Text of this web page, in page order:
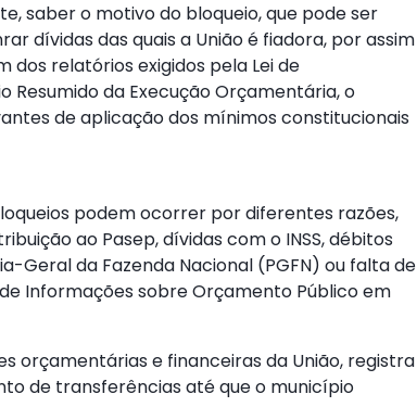
saber o motivo do bloqueio, que pode ser
dívidas das quais a União é fiadora, por assim
dos relatórios exigidos pela Lei de
Resumido da Execução Orçamentária, o
de aplicação dos mínimos constitucionais
podem ocorrer por diferentes razões,
ao Pasep, dívidas com o INSS, débitos
Geral da Fazenda Nacional (PGFN) ou falta de
Informações sobre Orçamento Público em
orçamentárias e financeiras da União, registra
de transferências até que o município